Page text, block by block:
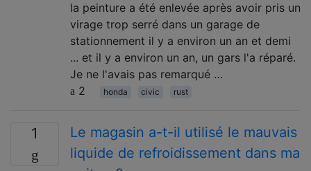
la peinture a été enlevée après avoir pris un
virage trop serré dans un garage de
stationnement il y a environ un an et demi
... et il y a environ un an, un gars l'a réparé.
Je ne l'avais pas remarqué …
2
honda civic rust
1
Le magasin a-t-il utilisé le mauvais
liquide de refroidissement dans ma